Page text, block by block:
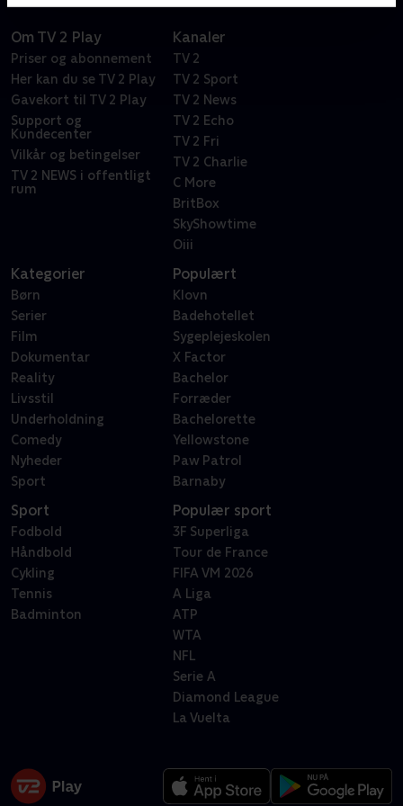
Om TV 2 Play
Priser og abonnement
Her kan du se TV 2 Play
Gavekort til TV 2 Play
Support og
Kundecenter
Vilkår og betingelser
TV 2 NEWS i offentligt
rum
Kanaler
TV 2
TV 2 Sport
TV 2 News
TV 2 Echo
TV 2 Fri
TV 2 Charlie
C More
BritBox
SkyShowtime
Oiii
Kategorier
Børn
Serier
Film
Dokumentar
Reality
Livsstil
Underholdning
Comedy
Nyheder
Sport
Populært
Klovn
Badehotellet
Sygeplejeskolen
X Factor
Bachelor
Forræder
Bachelorette
Yellowstone
Paw Patrol
Barnaby
Sport
Fodbold
Håndbold
Cykling
Tennis
Badminton
Populær sport
3F Superliga
Tour de France
FIFA VM 2026
A Liga
ATP
WTA
NFL
Serie A
Diamond League
La Vuelta